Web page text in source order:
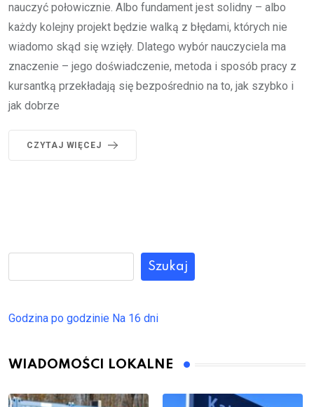
nauczyć połowicznie. Albo fundament jest solidny – albo
każdy kolejny projekt będzie walką z błędami, których nie
wiadomo skąd się wzięły. Dlatego wybór nauczyciela ma
znaczenie – jego doświadczenie, metoda i sposób pracy z
kursantką przekładają się bezpośrednio na to, jak szybko i
jak dobrze
CZYTAJ WIĘCEJ
Szukaj
Godzina po godzinie Na 16 dni
WIADOMOŚCI LOKALNE